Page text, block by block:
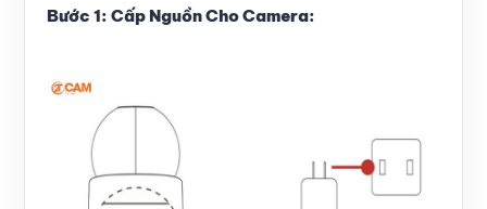
Bước 1: Cấp Nguồn Cho Camera: